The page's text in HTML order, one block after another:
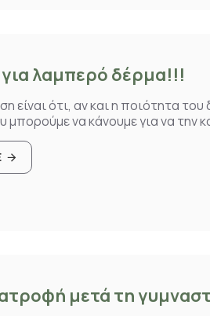
λαμπερό δέρμα!!!
είναι ότι, αν και η ποιότητα
να κάνουμε για να την
μετά τη